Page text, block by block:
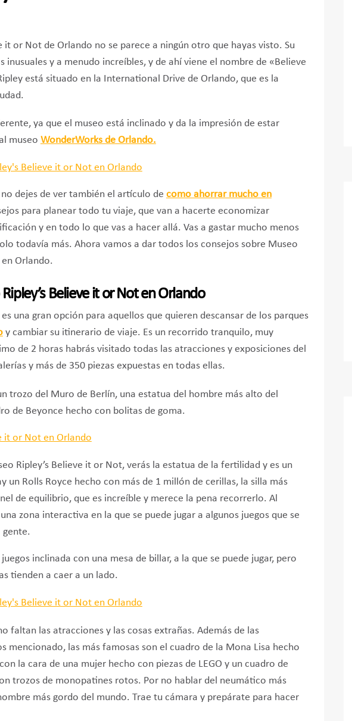
it or Not de Orlando no se parece a ningún otro que hayas visto. Su
inusuales y a menudo increíbles, y de ahí viene el nombre de «Believe
está situado en la International Drive de Orlando, que es la
ya que el museo está inclinado y da la impresión de estar
museo WonderWorks de Orlando.
dejes de ver también el artículo de como ahorrar mucho en
para planear todo tu viaje, que van a hacerte economizar
y en todo lo que vas a hacer allá. Vas a gastar mucho menos
todavía más. Ahora vamos a dar todos los consejos sobre Museo
en Orlando.
Believe it or Not en Orlando
una gran opción para aquellos que quieren descansar de los parques
y cambiar su itinerario de viaje. Es un recorrido tranquilo, muy
de 2 horas habrás visitado todas las atracciones y exposiciones del
y más de 350 piezas expuestas en todas ellas.
trozo del Muro de Berlín, una estatua del hombre más alto del
de Beyonce hecho con bolitas de goma.
Ripley’s Believe it or Not, verás la estatua de la fertilidad y es un
un Rolls Royce hecho con más de 1 millón de cerillas, la silla más
de equilibrio, que es increíble y merece la pena recorrerlo. Al
zona interactiva en la que se puede jugar a algunos juegos que se
gente.
inclinada con una mesa de billar, a la que se puede jugar, pero
tienden a caer a un lado.
faltan las atracciones y las cosas extrañas. Además de las
mencionado, las más famosas son el cuadro de la Mona Lisa hecho
la cara de una mujer hecho con piezas de LEGO y un cuadro de
trozos de monopatines rotos. Por no hablar del neumático más
más gordo del mundo. Trae tu cámara y prepárate para hacer